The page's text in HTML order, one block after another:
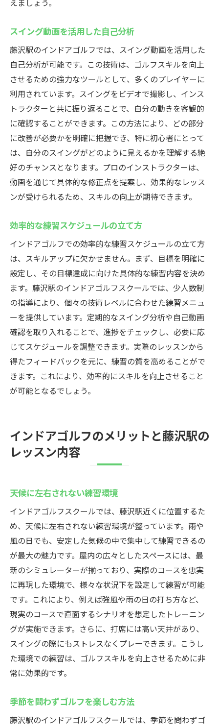
えましょう。
スイング動画を活用した自己分析
藤沢駅のインドアゴルフでは、スイング動画を活用した
自己分析が可能です。この技術は、ゴルフスキルを向上
させるための強力なツールとして、多くのプレイヤーに
利用されています。スイングをビデオで撮影し、インス
トラクターと共に振り返ることで、自分の動きを客観的
に確認することができます。この方法により、どの部分
に改善が必要かを明確に把握でき、特に初心者にとって
は、自分のスイングがどのように見えるかを理解する絶
好のチャンスとなります。プロのインストラクターは、
動画を通じて具体的な修正点を提案し、効果的なレッス
ンが受けられるため、スキルの向上が期待できます。
効率的な練習スケジュールの立て方
インドアゴルフでの効率的な練習スケジュールの立て方
は、スキルアップに欠かせません。まず、目標を明確に
設定し、その目標達成に向けた具体的な練習内容を決め
ます。藤沢駅のインドアゴルフスクールでは、少人数制
の指導により、個々の技術レベルに合わせた練習メニュ
ーを提供しています。定期的なスイング分析や自己動画
確認を取り入れることで、進捗をチェックし、必要に応
じてスケジュールを調整できます。実際のレッスンから
得たフィードバックを元に、練習の質を高めることがで
きます。これにより、効率的にスキルを向上させること
が可能となるでしょう。
インドアゴルフのメリットと藤沢駅の
レッスン内容
天候に左右されない練習環境
インドアゴルフスクールでは、藤沢駅近くに位置するた
め、天候に左右されない練習環境が整っています。雨や
風の日でも、安定した気候の中で集中して練習できるの
が最大の魅力です。屋内の広々としたスペースには、最
新のシミュレーターが揃っており、実際のコースを忠実
に再現した環境で、様々な状況下を設定して練習が可能
です。これにより、例えば強風や雨の日の打ち方など、
現実のコースで直面するシナリオを想定したトレーニン
グが実施できます。さらに、打席には高い天井があり、
スイングの際にもストレスなくプレーできます。こうし
た環境での練習は、ゴルフスキルを向上させるために非
常に効果的です。
季節を問わずゴルフを楽しむ方法
藤沢駅のインドアゴルフスクールでは、季節を問わずゴ